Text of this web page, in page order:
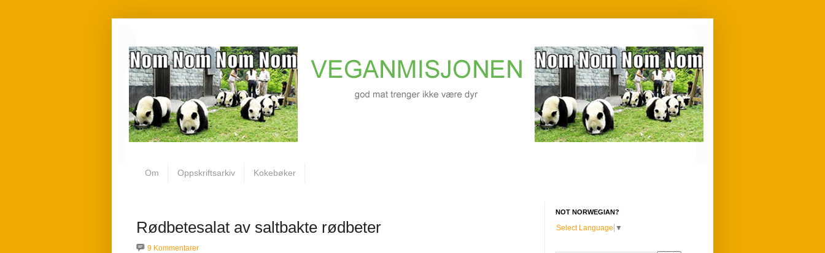
Om Oppskriftsarkiv Kokebøker
Rødbetesalat av saltbakte rødbeter
9 Kommentarer
NOT NORWEGIAN?
Select Language ▼